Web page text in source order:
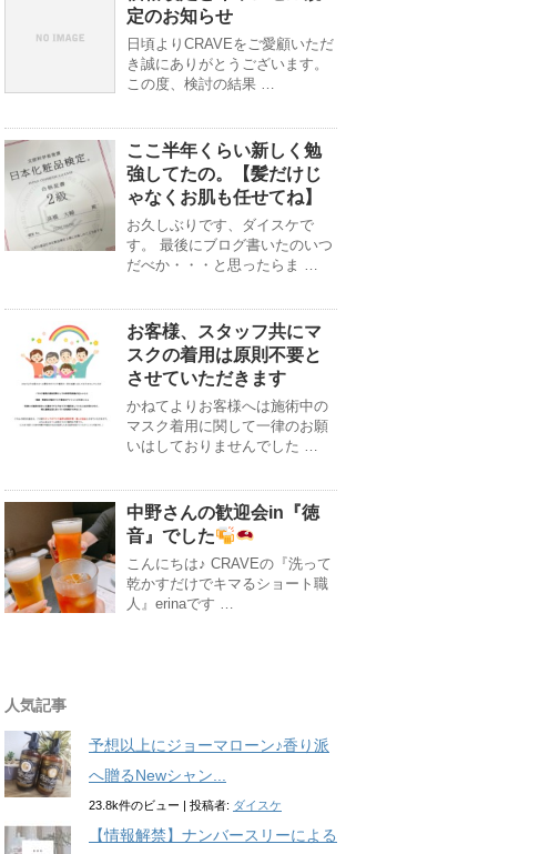
定のお知らせ
日頃よりCRAVEをご愛顧いただ
き誠にありがとうございます。
この度、検討の結果 …
ここ半年くらい新しく勉
強してたの。【髪だけじ
ゃなくお肌も任せてね】
お久しぶりです、ダイスケで
す。 最後にブログ書いたのいつ
だべか・・・と思ったらま …
お客様、スタッフ共にマ
スクの着用は原則不要と
させていただきます
かねてよりお客様へは施術中の
マスク着用に関して一律のお願
いはしておりませんでした …
中野さんの歓迎会in『徳
音』でした
こんにちは♪ CRAVEの『洗って
乾かすだけでキマるショート職
人』erinaです …
人気記事
予想以上にジョーマローン♪香り派
へ贈るNewシャン...
23.8k件のビュー | 投稿者: ダイスケ
【情報解禁】ナンバースリーによる